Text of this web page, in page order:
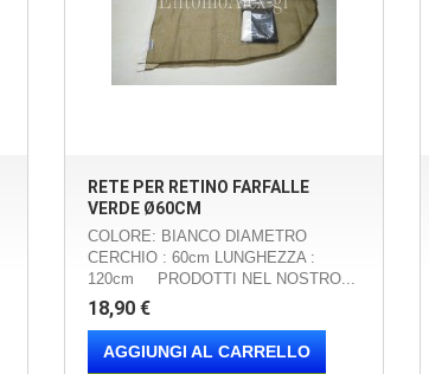
RETE PER RETINO FARFALLE
VERDE Ø60CM
COLORE: BIANCO DIAMETRO
CERCHIO : 60cm LUNGHEZZA :
120cm PRODOTTI NEL NOSTRO...
18,90 €
AGGIUNGI AL CARRELLO